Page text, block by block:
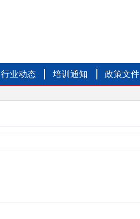
行业动态 培训通知 政策文件